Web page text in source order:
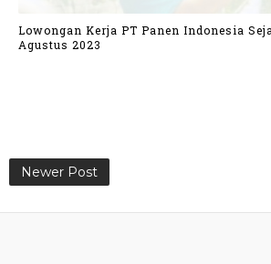
Lowongan Kerja PT Panen Indonesia
Agustus 2023
Newer Post